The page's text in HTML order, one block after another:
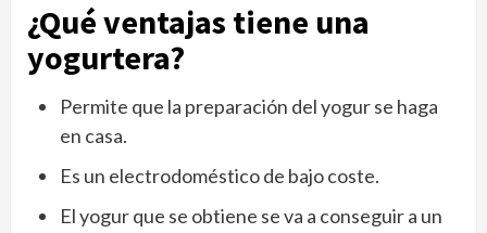
¿Qué ventajas tiene una
yogurtera?
Permite que la preparación del yogur se haga
en casa.
Es un electrodoméstico de bajo coste.
El yogur que se obtiene se va a conseguir a un